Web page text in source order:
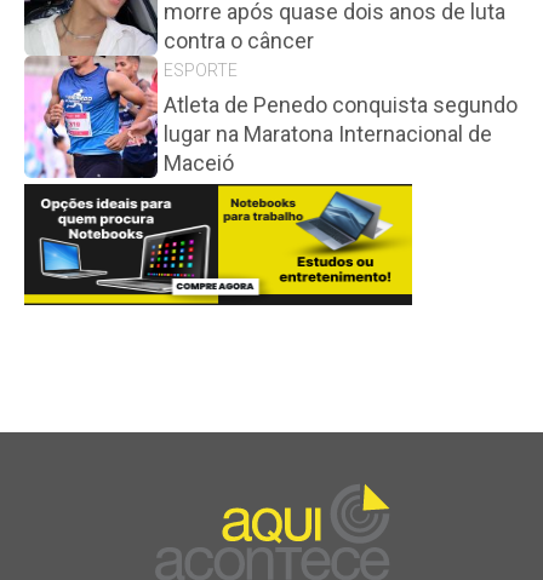
morre após quase dois anos de luta
contra o câncer
ESPORTE
Atleta de Penedo conquista segundo
lugar na Maratona Internacional de
Maceió